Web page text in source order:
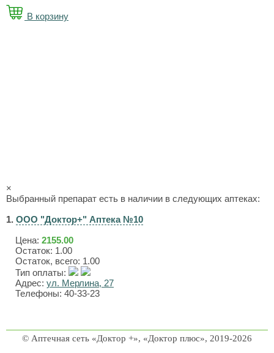
В корзину
×
Выбранный препарат есть в наличии в следующих аптеках:
1. ООО "Доктор+" Аптека №10
Цена: 2155.00
Остаток: 1.00
Остаток, всего: 1.00
Тип оплаты:
Адрес: ул. Мерлина, 27
Телефоны: 40-33-23
© Аптечная сеть «Доктор +», «Доктор плюс», 2019-2026